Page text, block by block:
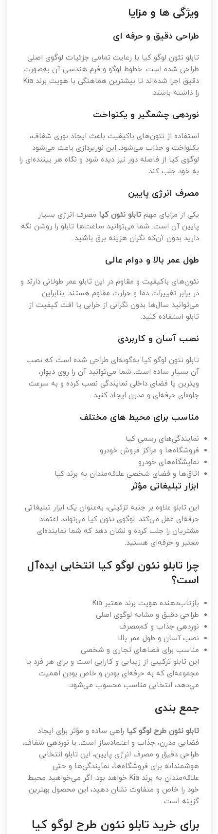
ویژگی ها و مزایا
طراحی دقیق و حرفه ای
تابلو نئون لوگو کیا با رعایت تمامی جزئیات لوگوی اصلی
طراحی شده است. خطوط لوگو و فرم هندسی آن به‌صورت
دقیق اجرا شده‌اند تا بیشترین هماهنگی با هویت برند Kia
را داشته باشند.
نوردهی چشمگیر و یکنواخت
استفاده از نئون‌های باکیفیت باعث ایجاد نوری شفاف،
یکنواخت و جذاب می‌شود. این نورپردازی باعث می‌شود
لوگوی کیا از فاصله دور نیز دیده شود و نگاه هر بیننده‌ای را
به خود جلب کند.
مصرف انرژی پایین
یکی از مزایای مهم تابلو نئون کیا مصرف انرژی بسیار
پایین آن است. شما می‌توانید ساعت‌ها تابلو را روشن نگه
دارید بدون آن‌که نگران هزینه برق باشید.
طول عمر بالا و دوام عالی
نئون‌های باکیفیت و مقاوم در این تابلو عمر طولانی دارند و
در برابر تغییرات دما و حرارت مقاوم هستند. بنابراین
می‌توانید سال‌ها بدون نگرانی از خرابی یا افت کیفیت از
تابلو استفاده کنید.
نصب آسان و کاربردی
تابلو نئون لوگو کیا به‌گونه‌ای طراحی شده است که نصب
آن بسیار ساده است. شما می‌توانید آن را روی دیوار،
ویترین یا فضای داخلی نمایندگی نصب کرده و به سرعت
جلوه‌ای حرفه‌ای و مدرن ایجاد کنید.
مناسب برای محیط های مختلف
نمایندگی‌های رسمی کیا
فروشگاه‌ها و مراکز فروش خودرو
نمایشگاه‌های خودرو
اتاق‌ها و فضای شخصی علاقه‌مندان به برند کیا
ابزار تبلیغاتی مؤثر
این تابلو علاوه بر جنبه تزئینی، به‌عنوان یک ابزار تبلیغاتی
حرفه‌ای عمل می‌کند. لوگوی نئون کیا می‌تواند اعتماد
مشتریان را جلب کرده و نشان دهد که شما نماینده‌ای
معتبر و حرفه‌ای هستید.
چرا تابلو نئون لوگو کیا انتخابی ایده‌آل
است؟
بازتاب‌دهنده هویت برند معتبر Kia
طراحی دقیق و مشابه لوگوی اصلی
نوردهی جذاب و کم‌مصرف
نصب آسان و طول عمر بالا
مناسب برای فضاهای تجاری و شخصی
این تابلو ترکیبی از زیبایی و کارایی است و برای هر فرد یا
مجموعه‌ای که به حرفه‌ای بودن و خاص بودن اهمیت
می‌دهد، انتخابی مناسب محسوب می‌شود.
جمع بندی
تابلو نئون طرح لوگو کیا راهی ساده و مؤثر برای ایجاد
فضایی مدرن، جذاب و اعتمادساز است. با نوردهی شفاف،
طراحی دقیق و مصرف انرژی پایین، این تابلو انتخابی
هوشمندانه برای فروشگاه‌ها، نمایندگی‌ها و حتی
علاقه‌مندان به برند Kia خواهد بود. اگر می‌خواهید محیط
خود را خاص و متفاوت نشان دهید، این محصول بهترین
گزینه است.
برای خرید تابلو نئون طرح لوگو کیا